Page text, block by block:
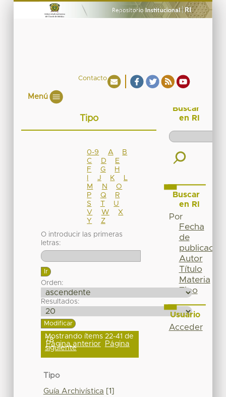
Contacto
Menú
Tipo
0-9 A
B
C
D
E
F
G
H
J K
M
N
O
P
Q
R
S
T
U
V
W
X
Y
Z
O introducir las primeras
letras:
Orden:
Resultados:
Mostrando ítems 22-41 de
78
Página anterior Página
siguiente
Tipo
Guía Archivística [1]
Buscar
en RI
Buscar
en RI
Por
Fecha
de
publicación
Autor
Título
Materia
Tipo
Usuario
Acceder